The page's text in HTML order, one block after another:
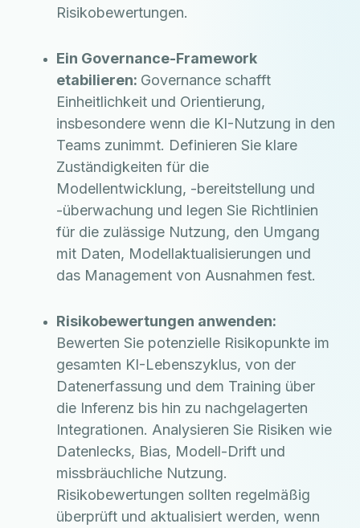
Risikobewertungen.
Ein Governance-Framework
etabilieren: Governance schafft
Einheitlichkeit und Orientierung,
insbesondere wenn die KI-Nutzung in den
Teams zunimmt. Definieren Sie klare
Zuständigkeiten für die
Modellentwicklung, -bereitstellung und
-überwachung und legen Sie Richtlinien
für die zulässige Nutzung, den Umgang
mit Daten, Modellaktualisierungen und
das Management von Ausnahmen fest.
Risikobewertungen anwenden:
Bewerten Sie potenzielle Risikopunkte im
gesamten KI-Lebenszyklus, von der
Datenerfassung und dem Training über
die Inferenz bis hin zu nachgelagerten
Integrationen. Analysieren Sie Risiken wie
Datenlecks, Bias, Modell-Drift und
missbräuchliche Nutzung.
Risikobewertungen sollten regelmäßig
überprüft und aktualisiert werden, wenn